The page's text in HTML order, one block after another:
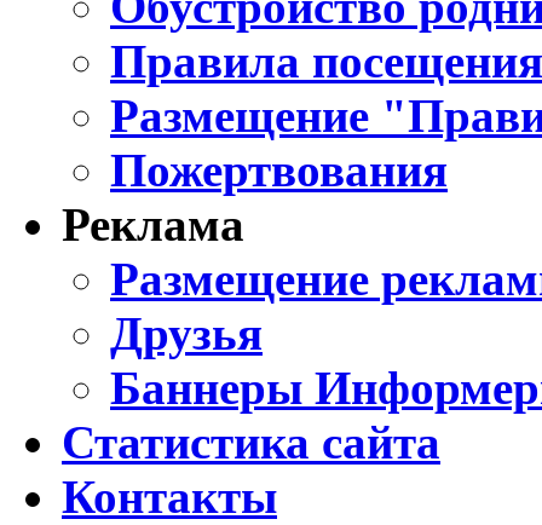
Правила
Размещение
Пожертвования
Реклама
Размещение
Друзья
Баннеры
Статистика сайта
Контакты